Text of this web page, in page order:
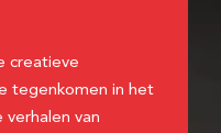
creatieve
tegenkomen in het
verhalen van